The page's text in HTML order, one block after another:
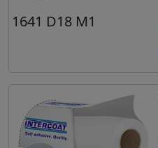
1641 D18 M1